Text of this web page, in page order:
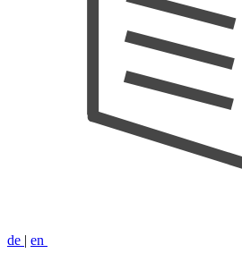
de | en